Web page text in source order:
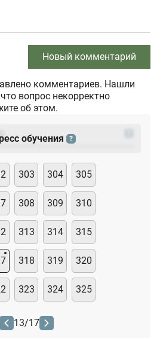
Новый комментарий
комментариев. Нашли
вопрос некорректно
об этом.
обучения ?
303 304 305
308 309 310
313 314 315
318 319 320
323 324 325
13/17